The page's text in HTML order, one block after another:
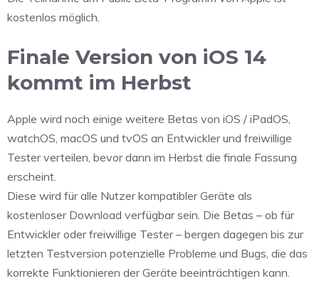
kostenlos möglich.
Finale Version von iOS 14
kommt im Herbst
Apple wird noch einige weitere Betas von iOS / iPadOS,
watchOS, macOS und tvOS an Entwickler und freiwillige
Tester verteilen, bevor dann im Herbst die finale Fassung
erscheint.
Diese wird für alle Nutzer kompatibler Geräte als
kostenloser Download verfügbar sein. Die Betas – ob für
Entwickler oder freiwillige Tester – bergen dagegen bis zur
letzten Testversion potenzielle Probleme und Bugs, die das
korrekte Funktionieren der Geräte beeinträchtigen kann.